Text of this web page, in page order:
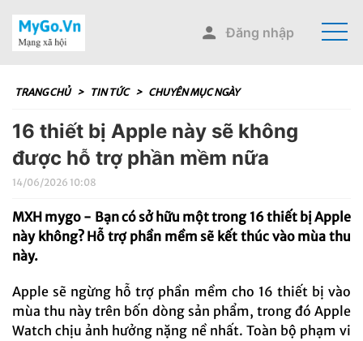
Đăng nhập
TRANG CHỦ > TIN TỨC > CHUYÊN MỤC NGÀY
16 thiết bị Apple này sẽ không
được hỗ trợ phần mềm nữa
14/06/2026 10:08
MXH mygo - Bạn có sở hữu một trong 16 thiết bị Apple
này không? Hỗ trợ phần mềm sẽ kết thúc vào mùa thu
này.
Apple sẽ ngừng hỗ trợ phần mềm cho 16 thiết bị vào
mùa thu này trên bốn dòng sản phẩm, trong đó Apple
Watch chịu ảnh hưởng nặng nề nhất. Toàn bộ phạm vi